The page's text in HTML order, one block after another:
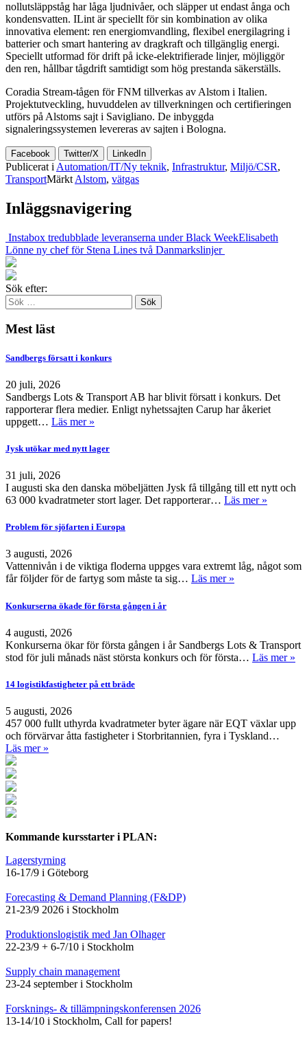
nollutsläppståg har låga ljudnivåer, och släpper ut endast ånga och
kondensvatten. ILint är speciellt för sin kombination av olika
innovativa element: ren energiomvandling, flexibel energilagring i
batterier och smart hantering av dragkraft och tillgänglig energi.
Speciellt utformad för drift på icke-elektrifierade linjer, möjliggör
den ren, hållbar tågdrift samtidigt som hög prestanda säkerställs.
Coradia Stream-tågen för FNM tillverkas av Alstom i Italien.
Projektutveckling, huvuddelen av tillverkningen och certifieringen
utförs på Alstoms sajt i Savigliano. De inbyggda
signaleringssystemen levereras av sajten i Bologna.
Facebook Twitter/X LinkedIn
Publicerat i Automation/IT/Ny teknik, Infrastruktur, Miljö/CSR,
TransportMärkt Alstom, vätgas
Inläggsnavigering
Instabox tredubblade leveranserna under Black WeekElisabeth
Lönne ny chef för Stena Lines två Danmarkslinjer
Sök efter:
Mest läst
Sandbergs försatt i konkurs
20 juli, 2026
Sandbergs Lots & Transport AB har blivit försatt i konkurs. Det
rapporterar flera medier. Enligt nyhetssajten Carup har åkeriet
uppgett… Läs mer »
Jysk utökar med nytt lager
31 juli, 2026
I augusti ska den danska möbeljätten Jysk få tillgång till ett nytt och
63 000 kvadratmeter stort lager. Det rapporterar… Läs mer »
Problem för sjöfarten i Europa
3 augusti, 2026
Vattennivån i de viktiga floderna uppges vara extremt låg, något som
får följder för de fartyg som måste ta sig… Läs mer »
Konkurserna ökade för första gången i år
4 augusti, 2026
Konkurserna ökar för första gången i år Sandbergs Lots & Transport
stod för juli månads näst största konkurs och för första… Läs mer »
14 logistikfastigheter på ett bräde
5 augusti, 2026
457 000 fullt uthyrda kvadratmeter byter ägare när EQT växlar upp
och förvärvar åtta fastigheter i Storbritannien, fyra i Tyskland…
Läs mer »
Kommande kursstarter i PLAN:
Lagerstyrning
16-17/9 i Göteborg
Forecasting & Demand Planning (F&DP)
21-23/9 2026 i Stockholm
Produktionslogistik med Jan Olhager
22-23/9 + 6-7/10 i Stockholm
Supply chain management
23-24 september i Stockholm
Forsknings- & tillämpningskonferensen 2026
13-14/10 i Stockholm, Call for papers!